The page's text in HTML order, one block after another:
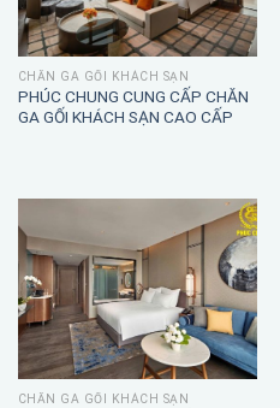
CHĂN GA GỐI KHÁCH SẠN
PHÚC CHUNG CUNG CẤP CHĂN
GA GỐI KHÁCH SẠN CAO CẤP
CHĂN GA GỐI KHÁCH SẠN